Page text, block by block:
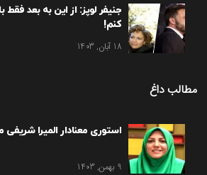
جنیفر لوپز: از این به بعد فقط
کنم!
18 آبان, 1403
مطالب داغ
استوری معنادار المیرا شریفی
9 بهمن, 1403